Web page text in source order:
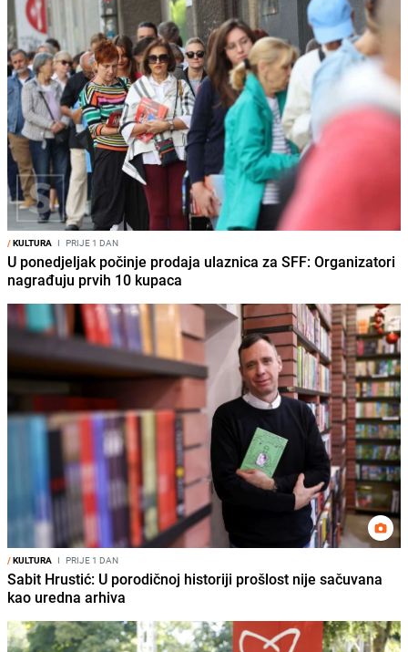
/KULTURA I PRIJE 1 DAN
U ponedjeljak počinje prodaja ulaznica za SFF: Organizatori
nagrađuju prvih 10 kupaca
/KULTURA I PRIJE 1 DAN
Sabit Hrustić: U porodičnoj historiji prošlost nije sačuvana
kao uredna arhiva